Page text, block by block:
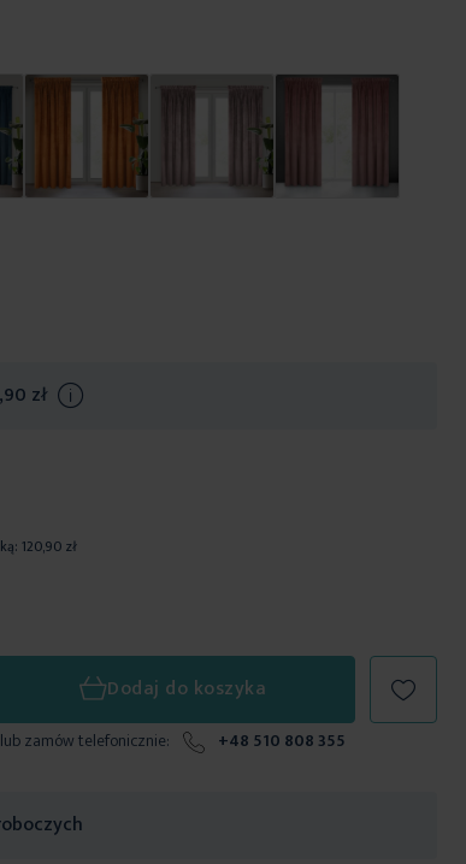
zł
Info
120,90 zł
Dodaj do koszyka
lub zamów telefonicznie: +48 510 808 355